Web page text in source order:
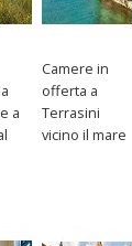
a
Camere in
offerta a
Terrasini
vicino il mare